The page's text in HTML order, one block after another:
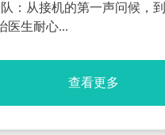
：从接机的第一声问候，
医生耐心...
查看更多